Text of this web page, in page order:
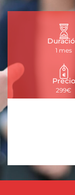
1 mes
Precio
299€